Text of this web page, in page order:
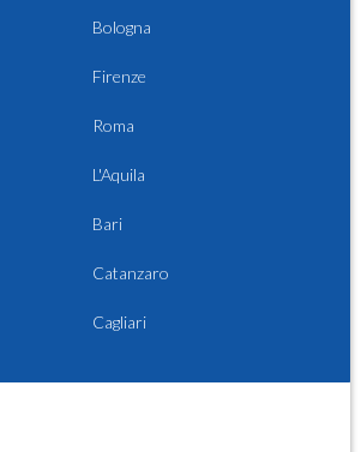
Bologna
Firenze
Roma
L'Aquila
Bari
Catanzaro
Cagliari